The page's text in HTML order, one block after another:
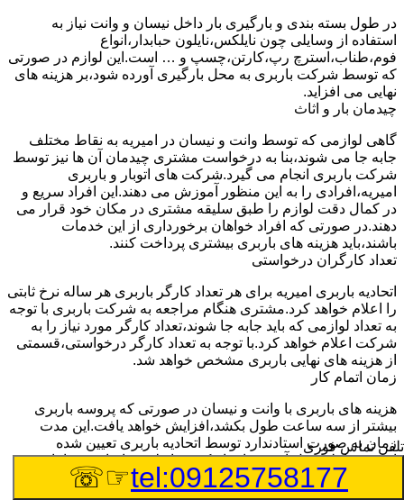
در طول بسته بندی و بارگیری بار داخل نیسان و وانت نیاز به
استفاده از وسایلی چون نایلکس،نایلون حبابدار،انواع
فوم،طناب،استرچ رپ،کارتن،چسپ و … است.این لوازم در صورتی
که توسط شرکت باربری به محل بارگیری آورده شود،بر هزینه های
نهایی می افزاید.
چیدمان بار و اثاث
گاهی لوازمی که توسط وانت و نیسان در امیریه به نقاط مختلف
جابه جا می شوند،بنا به درخواست مشتری چیدمان آن ها نیز توسط
شرکت باربری انجام می گیرد.شرکت های اتوبار و باربری
امیریه،افرادی را به این منظور آموزش می دهند.این افراد سریع و
در کمال دقت لوازم را طبق سلیقه مشتری در مکان خود قرار می
دهند.در صورتی که افراد خواهان برخورداری از این خدمات
باشند،باید هزینه های باربری بیشتری پرداخت کنند.
تعداد کارگران درخواستی
اتحادیه باربری امیریه برای هر تعداد کارگر باربری هر ساله نرخ ثابتی
را اعلام خواهد کرد.مشتری هنگام مراجعه به شرکت باربری با توجه
به تعداد لوازمی که باید جابه جا شوند،تعداد کارگر مورد نیاز را به
شرکت اعلام خواهد کرد.با توجه به تعداد کارگر درخواستی،قسمتی
از هزینه های نهایی باربری مشخص خواهد شد.
زمان اتمام کار
هزینه های باربری با وانت و نیسان در صورتی که پروسه باربری
بیشتر از سه ساعت طول بکشد،افزایش خواهد یافت.این مدت
زمان به صورت استادندارد توسط اتحادیه باربری تعیین شده
است.عواملی مثل آب وهوا،ترافیک،شرایط جغرافیایی مبدا یا حجم
زیاد لوازم ممکن است باعث افزایش مدت زمان بارگیری و باربری
شوند که افزایش هزینه های باربری را در پی خواهند داشت.
تلفن تماس فوری
tel:09125758177
☞☏